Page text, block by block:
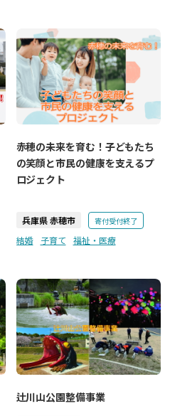
赤穂の未来を育む！子どもたち
の笑顔と市民の健康を支えるプ
ロジェクト
兵庫県 赤穂市 寄付受付終了
結婚 子育て 福祉・医療
辻川山公園整備事業